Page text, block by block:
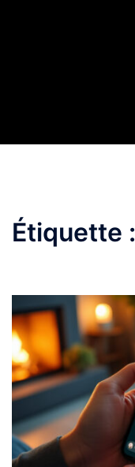
Étiquette :